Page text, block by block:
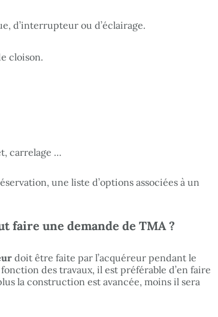
d’interrupteur ou d’éclairage.
cloison.
carrelage …
une liste d’options associées à un
faire une demande de TMA ?
doit être faite par l’acquéreur pendant le
des travaux, il est préférable d’en faire
la construction est avancée, moins il sera